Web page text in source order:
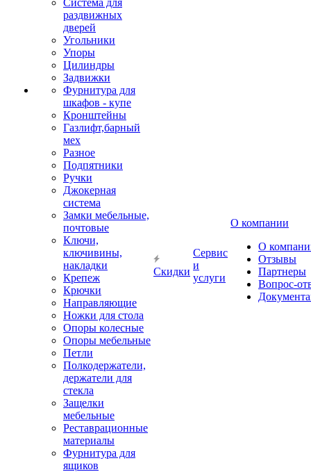
Система для
раздвижных
дверей
Угольники
Упоры
Цилиндры
Задвижки
Фурнитура для
шкафов - купе
Кронштейны
Газлифт,барный
мех
Разное
Подпятники
Ручки
Джокерная
система
Замки мебельные,
почтовые
Ключи,
ключивины,
накладки
Крепеж
Крючки
Направляющие
Ножки для стола
Опоры колесные
Опоры мебельные
Петли
Полкодержатели,
держатели для
стекла
Защелки
мебельные
Реставрационные
материалы
Фурнитура для
ящиков
Скидки
Сервис
и
услуги
О компании
О
Отзывы
Партнеры
Вопрос-